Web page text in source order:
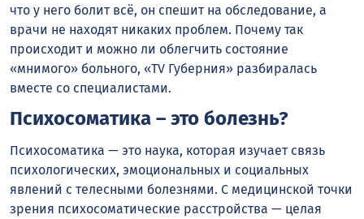
что у него болит всё, он спешит на обследование, а
врачи не находят никаких проблем. Почему так
происходит и можно ли облегчить состояние
«мнимого» больного, «TV Губерния» разбиралась
вместе со специалистами.
Психосоматика – это болезнь?
Психосоматика — это наука, которая изучает связь
психологических, эмоциональных и социальных
явлений с телесными болезнями. С медицинской точки
зрения психосоматические расстройства — целая